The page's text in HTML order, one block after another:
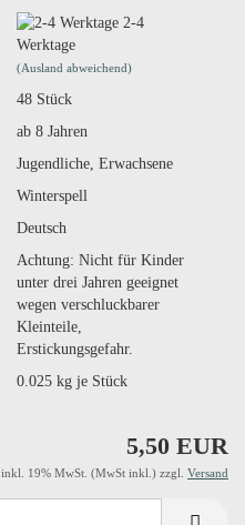
2-4
Werktage
(Ausland abweichend)
48 Stück
ab 8 Jahren
Jugendliche, Erwachsene
Winterspell
Deutsch
Achtung: Nicht für Kinder
unter drei Jahren geeignet
wegen verschluckbarer
Kleinteile,
Erstickungsgefahr.
0.025kg je Stück
5,50 EUR
inkl. 19% MwSt. (MwSt inkl.) zzgl. Versand